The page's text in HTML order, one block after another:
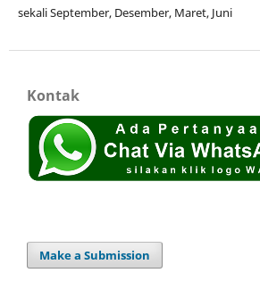
sekali September, Desember, Maret, Juni
Kontak
Make a Submission